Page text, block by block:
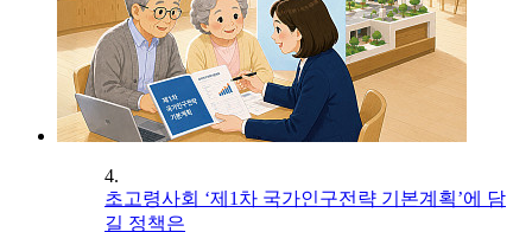
4.
초고령사회 ‘제1차 국가인구전략 기본계획’에 담
길 정책은